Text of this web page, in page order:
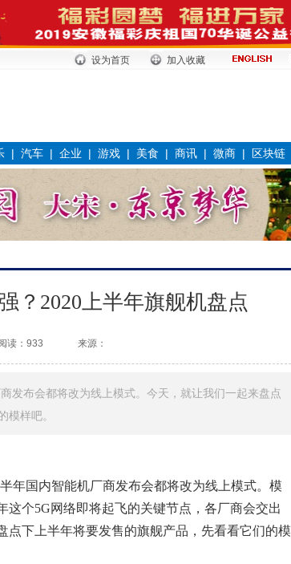
设为首页 加入收藏
| 汽车 | 企业 | 游戏 | 美食 | 商讯 | 微商 | 区块链
？2020上半年旗舰机盘点
读：933 来源：
发布会都将改为线上模式。今天，就让我们一起来盘点
模样吧。
年国内智能机厂商发布会都将改为线上模式。模
这个5G网络即将起飞的关键节点，各厂商会交出
点下上半年将要发售的旗舰产品，先看看它们的模